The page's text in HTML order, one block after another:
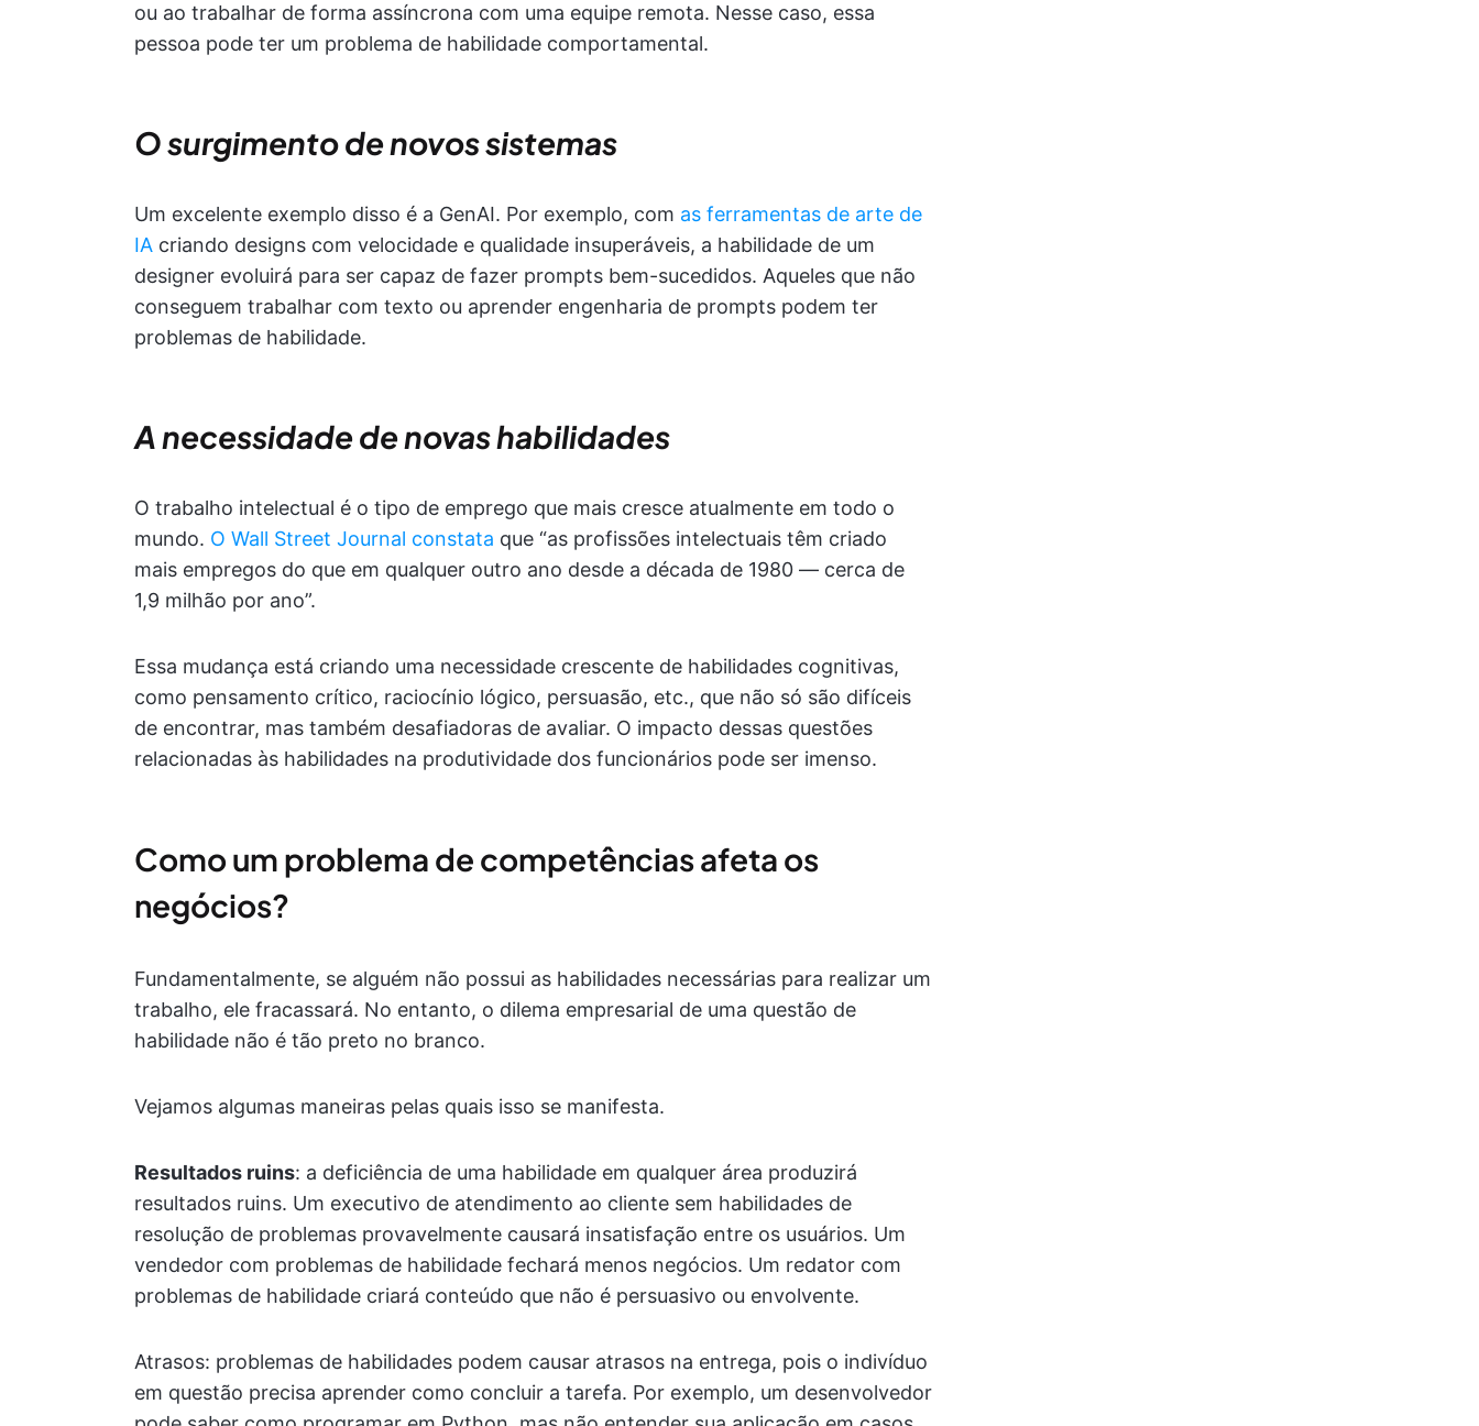
ou ao trabalhar de forma assíncrona com uma equipe remota. Nesse caso, essa
pessoa pode ter um problema de habilidade comportamental.
O surgimento de novos sistemas
Um excelente exemplo disso é a GenAI. Por exemplo, com as ferramentas de arte de
IA criando designs com velocidade e qualidade insuperáveis, a habilidade de um
designer evoluirá para ser capaz de fazer prompts bem-sucedidos. Aqueles que não
conseguem trabalhar com texto ou aprender engenharia de prompts podem ter
problemas de habilidade.
A necessidade de novas habilidades
O trabalho intelectual é o tipo de emprego que mais cresce atualmente em todo o
mundo. O Wall Street Journal constata que “as profissões intelectuais têm criado
mais empregos do que em qualquer outro ano desde a década de 1980 — cerca de
1,9 milhão por ano”.
Essa mudança está criando uma necessidade crescente de habilidades cognitivas,
como pensamento crítico, raciocínio lógico, persuasão, etc., que não só são difíceis
de encontrar, mas também desafiadoras de avaliar. O impacto dessas questões
relacionadas às habilidades na produtividade dos funcionários pode ser imenso.
Como um problema de competências afeta os
negócios?
Fundamentalmente, se alguém não possui as habilidades necessárias para realizar um
trabalho, ele fracassará. No entanto, o dilema empresarial de uma questão de
habilidade não é tão preto no branco.
Vejamos algumas maneiras pelas quais isso se manifesta.
Resultados ruins: a deficiência de uma habilidade em qualquer área produzirá
resultados ruins. Um executivo de atendimento ao cliente sem habilidades de
resolução de problemas provavelmente causará insatisfação entre os usuários. Um
vendedor com problemas de habilidade fechará menos negócios. Um redator com
problemas de habilidade criará conteúdo que não é persuasivo ou envolvente.
Atrasos: problemas de habilidades podem causar atrasos na entrega, pois o indivíduo
em questão precisa aprender como concluir a tarefa. Por exemplo, um desenvolvedor